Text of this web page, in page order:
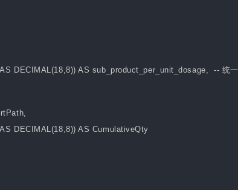
AS sub_product_per_unit_dosage, -- 统一
DECIMAL(18,8)) AS CumulativeQty